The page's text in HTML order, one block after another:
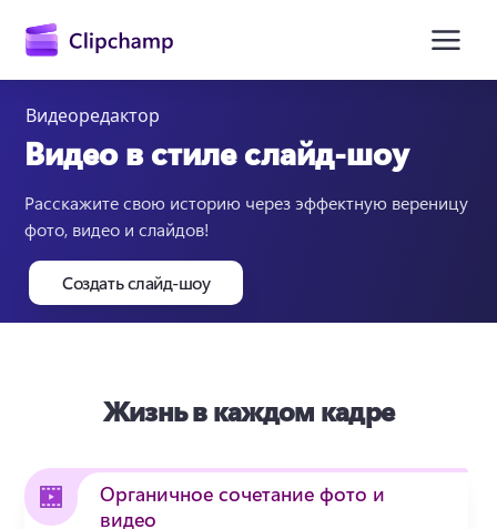
содержимому
Видеоредактор
Видео в стиле слайд-шоу
Расскажите свою историю через эффектную вереницу
фото, видео и слайдов!
Создать слайд-шоу
Жизнь в каждом кадре
Органичное сочетание фото и
видео